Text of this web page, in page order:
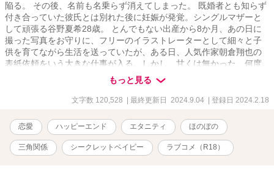
陥る。 その後、名前も名乗らず消えてしまった。 既婚者とも知らず
付き合っていた彼氏とは別れた後に妊娠が発覚。シングルマザーと
して頑張る谷野夏希28歳。 とんでもない出産から8か月、あの日に
撮った写真をお守りに、フリーのイラストレーターとして細々と子
供を育てながら生活を送っていたが、ある日、人気作家朝倉翔也の
表紙依頼をいう大きな仕事が入る。しかし、甘くは無かった、何度
もリテイクをだされプロの仕事の厳しさを知る。朝倉翔也との仕事
の打ち合わせの最中、子育てで疲弊していた谷野夏希はオモチャに
足を引っかけ悲鳴と共に転んで携帯電話を壊してしまう。心配して
てに自分の写った写真を見つける。その時初めてお互いにあの日の
妊婦である事。あの日救ってくれた人であることを知る事となる。
仕事相手から憧れの人へ、そして、好きな人に変わるのに時間はか
からなかった。 やがて、その想いが募った頃に、子供の父親でもあ
もっと見る
文字数 120,528 | 最終更新日 2024.9.04 | 登録日 2024.2.18
恋愛 ハッピーエンド エタニティ ほのぼの
三角関係 シークレットベイビー ラブコメ（R18）